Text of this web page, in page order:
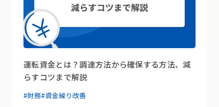
運転資金とは？調達方法から確保する方法、減
らすコツまで解説
#財務#資金繰り改善